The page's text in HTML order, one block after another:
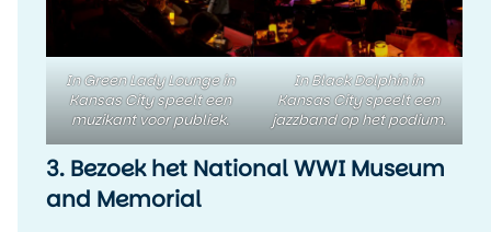
In Green Lady Lounge in
Kansas City speelt een
muzikant voor publiek.
In Black Dolphin in
Kansas City speelt een
jazzband op het podium.
3. Bezoek het National WWI Museum
and Memorial